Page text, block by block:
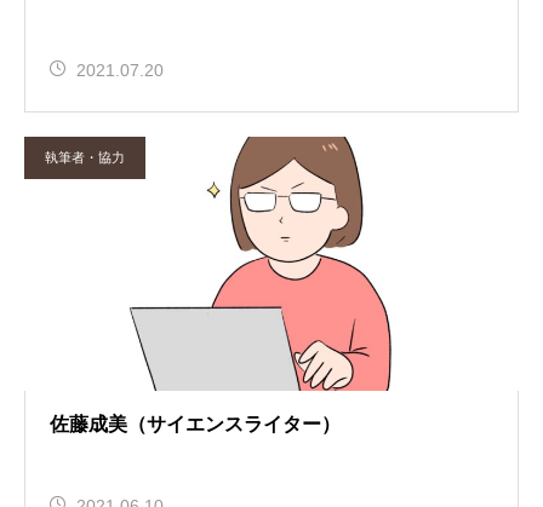
2021.07.20
執筆者・協力
佐藤成美（サイエンスライター）